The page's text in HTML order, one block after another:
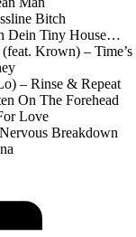
Bitch
Dein Tiny House…
(feat. Krown) –
– Rinse & Repeat
On The Forehead
Love
Breakdown